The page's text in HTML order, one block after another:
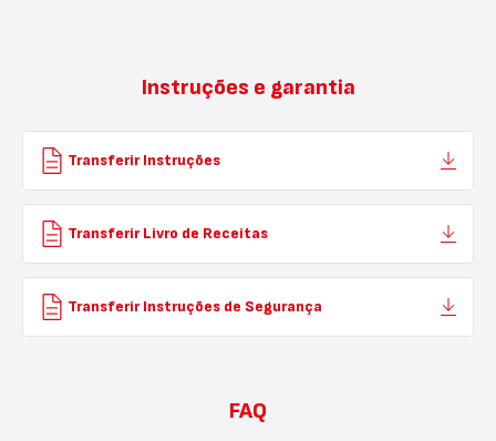
Instruções e garantia
Transferir Instruções
Transferir Livro de Receitas
Transferir Instruções de Segurança
FAQ